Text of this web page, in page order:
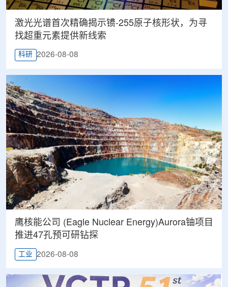
激光光谱首次精确揭示镄-255原子核形状，为寻
找超重元素提供新线索
科研 2026-08-08
鹰核能公司 (Eagle Nuclear Energy)Aurora铀项目
推进47孔预可研钻探
工业 2026-08-08